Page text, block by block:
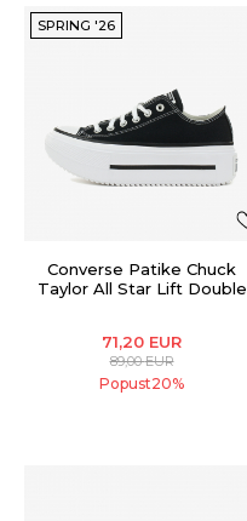
SPRING '26
Converse Patike Chuck
Taylor All Star Lift Double
71,20 EUR
89,00EUR
Popust20%